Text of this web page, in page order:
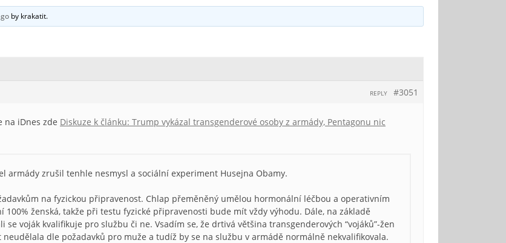
by krakatit.
#3051
REPLY
na iDnes zde Diskuze k článku: Trump vykázal transgenderové osoby z armády, Pentagonu nic
armády zrušil tenhle nesmysl a sociální experiment Husejna Obamy.
na fyzickou připravenost. Chlap přeměněný umělou hormonální léčbou a operativním
100% ženská, takže při testu fyzické připravenosti bude mít vždy výhodu. Dále, na základě
se voják kvalifikuje pro službu či ne. Vsadím se, že drtivá většina transgenderových “vojáků”-žen
dle požadavků pro muže a tudíž by se na službu v armádě normálně nekvalifikovala.